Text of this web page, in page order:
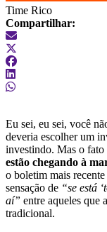
Time Rico
Compartilhar:
Eu sei, eu sei, você
deveria escolher um
investindo. Mas o fato
estão chegando à
o boletim mais
sensação de “se está
aí” entre aqueles que
tradicional.